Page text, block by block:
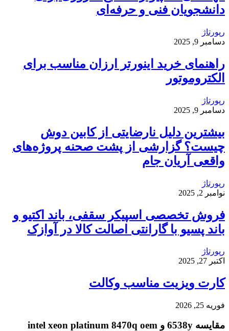
دانشجویان فنی و حرفه‌ای
رپورتاژ
دسامبر 9, 2025
راهنمای خرید اینورتر ارزان مناسب برای
الکتروموتور
رپورتاژ
دسامبر 9, 2025
بیشترین دلیل نارضایتی از کابین دوش
چیست؟ گزارشی از پشت صحنه پروژه‌های
واقعی آریان جام
رپورتاژ
نوامبر 2, 2025
فروش تخصصی اسپیکر سقفی، باند اکتیو و
باند پسیو با گارانتی اصالت کالا در آوازک
رپورتاژ
اکتبر 27, 2025
کارت ویزیت مناسب وکالت
فوریه 25, 2026
مقایسه 6538y و intel xeon platinum 8470q oem